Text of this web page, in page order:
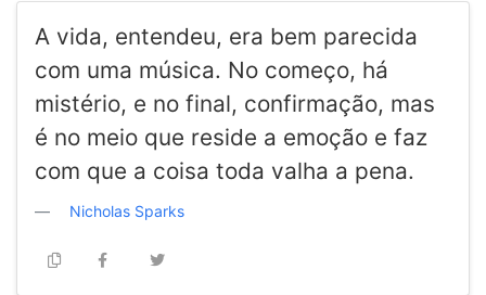
A vida, entendeu, era bem parecida
com uma música. No começo, há
mistério, e no final, confirmação, mas
é no meio que reside a emoção e faz
com que a coisa toda valha a pena.
Nicholas Sparks